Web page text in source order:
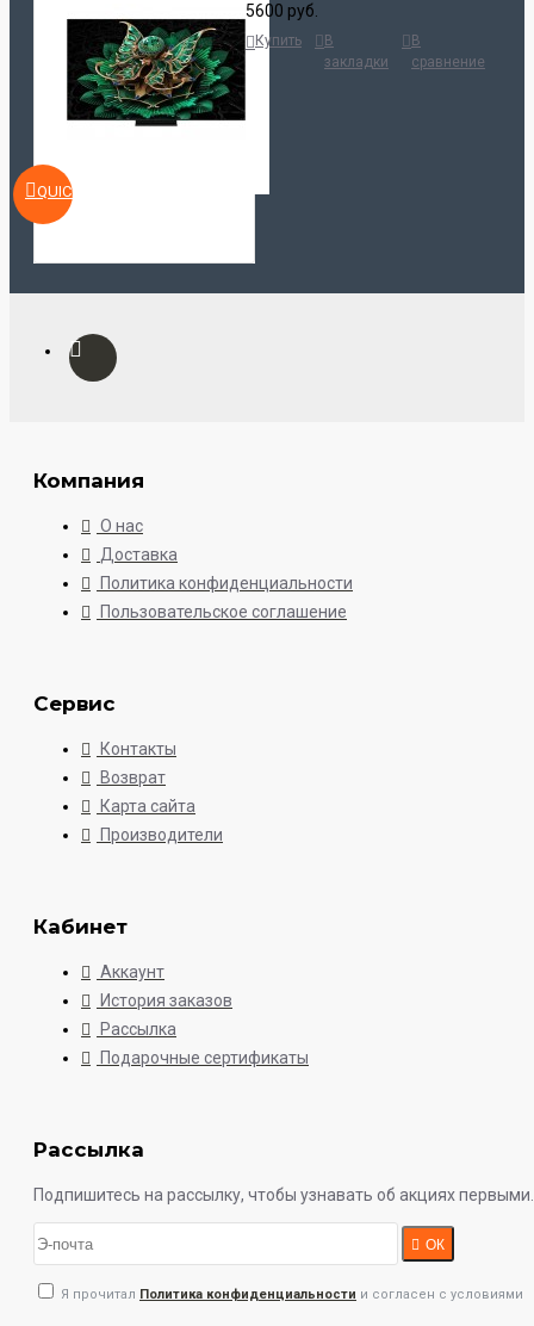
QUICKVIEW
5600 руб.
Купить
В
закладки
В
сравнение
Компания
О нас
Доставка
Политика конфиденциальности
Пользовательское соглашение
Сервис
Контакты
Возврат
Карта сайта
Производители
Кабинет
Аккаунт
История заказов
Рассылка
Подарочные сертификаты
Рассылка
Подпишитесь на рассылку, чтобы узнавать об акциях первыми.
ОК
Я прочитал Политика конфиденциальности и согласен с условиями